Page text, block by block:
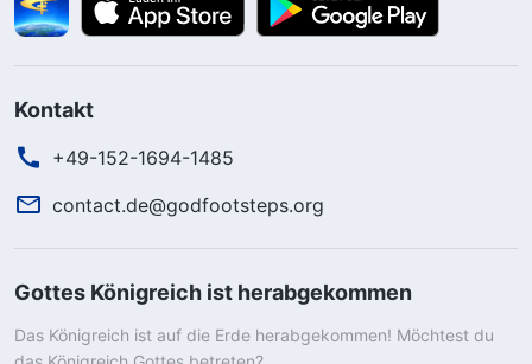
Kontakt
+49-152-1694-1485
contact.de@godfootsteps.org
Gottes Königreich ist herabgekommen
Das Königreich ist auf die Erde herabgekommen! Möchtest du